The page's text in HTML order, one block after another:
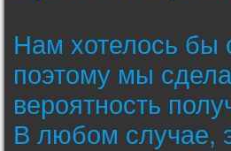
Нам хотелось бы
поэтому мы
вероятность
В любом случае,